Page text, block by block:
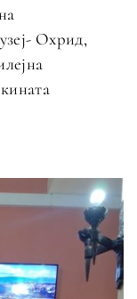
Охрид,